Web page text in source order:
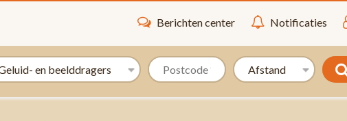
Berichten center Notificaties